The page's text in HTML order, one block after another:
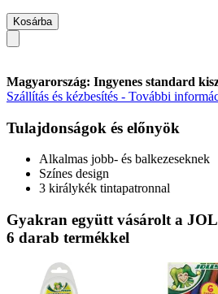
Kosárba
Magyarország: Ingyenes standard
Szállítás és kézbesítés - További
Tulajdonságok és előnyök
Alkalmas jobb- és balkezeseknek
Színes design
3 királykék tintapatronnal
Gyakran együtt vásárolt a
6 darab termékkel